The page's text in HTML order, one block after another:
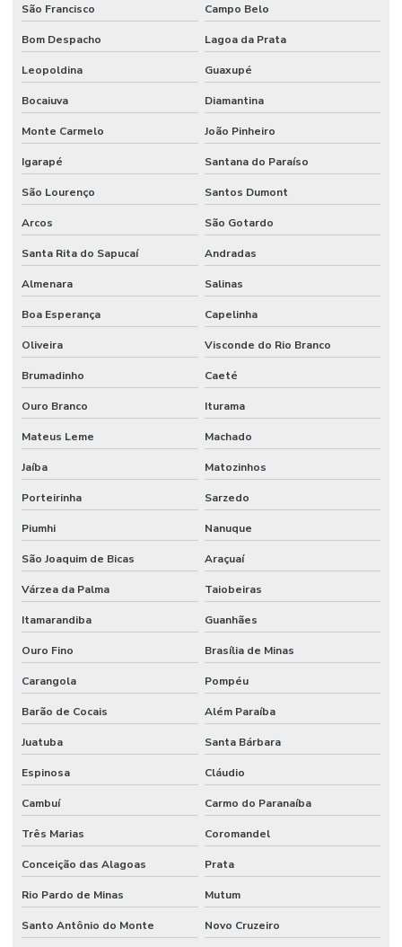
Pintura De Poliuretano Em São Paulo
Pintura De Vagas Com Tinta Epóxi
Pintura Em Epóxi
Pintura Em Epoxi Para Piso
Pintura Epóxi
Pintura Epoxi Industrial
Pintura Epóxi Para Áreas Comerciais
Pintura Epóxi Para Concreto
Pintura Epóxi Para Indústria
Pintura Epóxi Para Piso
Pintura Epoxi Piso
Pintura Epoxi Piso Industrial
Pintura Epóxi Rápida Secagem
Pintura Epóxi Rápida Secagem Minas Gerais
Pintura Poliuretano Com Alta Durabilidade
Pintura Poliuretano De Alta Performance
Pintura Poliuretano Em Minas Gerais
Pintura Poliuretano Em São Paulo
Pintura Poliuretano Impermeável Para Piso
Pintura Poliuretano Para Concreto
Pintura Poliuretano Resistência A Químicos
Piso Antiderrapante Lapidado
Piso Autonivelante
São Francisco Campo Belo
Bom Despacho Lagoa da Prata
Leopoldina Guaxupé
Bocaiuva Diamantina
Monte Carmelo João Pinheiro
Igarapé Santana do Paraíso
São Lourenço Santos Dumont
Arcos São Gotardo
Santa Rita do Sapucaí Andradas
Almenara Salinas
Boa Esperança Capelinha
Oliveira Visconde do Rio Branco
Brumadinho Caeté
Ouro Branco Iturama
Mateus Leme Machado
Jaíba Matozinhos
Porteirinha Sarzedo
Piumhi Nanuque
São Joaquim de Bicas Araçuaí
Várzea da Palma Taiobeiras
Itamarandiba Guanhães
Ouro Fino Brasília de Minas
Carangola Pompéu
Barão de Cocais Além Paraíba
Juatuba Santa Bárbara
Espinosa Cláudio
Cambuí Carmo do Paranaíba
Três Marias Coromandel
Conceição das Alagoas Prata
Rio Pardo de Minas Mutum
Santo Antônio do Monte Novo Cruzeiro